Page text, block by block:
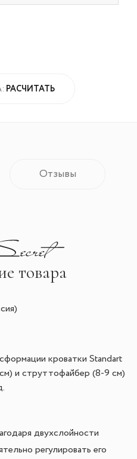
РАСЧИТАТЬ
Отзывы
товара
кроватки Standart
и струттофайбер (8-9 см)
двухслойности
регулировать его